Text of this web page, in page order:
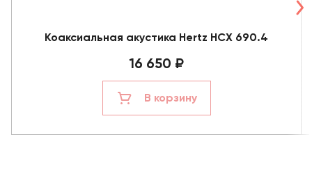
Коаксиальная акустика Hertz HCX 690.4
16 650 ₽
В корзину